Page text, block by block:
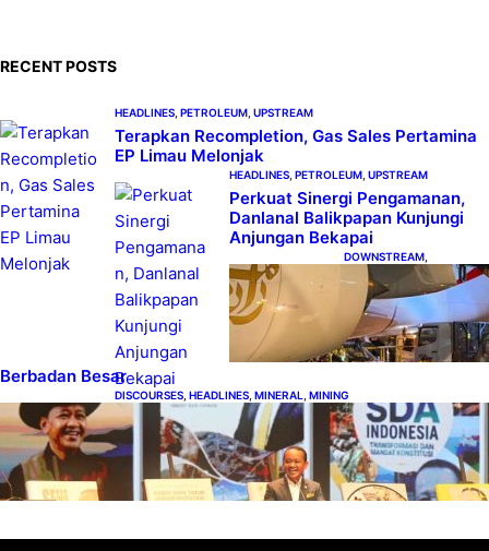
h
RECENT POSTS
HEADLINES PETROLEUM UPSTREAM
Terapkan Recompletion, Gas Sales Pertamina
EP Limau Melonjak
HEADLINES PETROLEUM UPSTREAM
Perkuat Sinergi Pengamanan,
Danlanal Balikpapan Kunjungi
Anjungan Bekapai
DOWNSTREAM
HEADLINES
PETROLEUM
Emirates A380,
Bukti Kesiapan
Pertamina Layani
Pesawat
Berbadan Besar
DISCOURSES HEADLINES MINERAL MINING
Bahlil Luncurkan 10 Buku Rekam Jejak
Kepemimpinan dan Kebijakan